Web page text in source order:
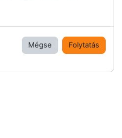
Mégse Folytatás